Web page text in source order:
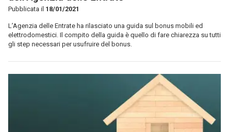
Pubblicata il 18/01/2021
L’Agenzia delle Entrate ha rilasciato una guida sul bonus mobili ed
elettrodomestici. Il compito della guida è quello di fare chiarezza su tutti
gli step necessari per usufruire del bonus.